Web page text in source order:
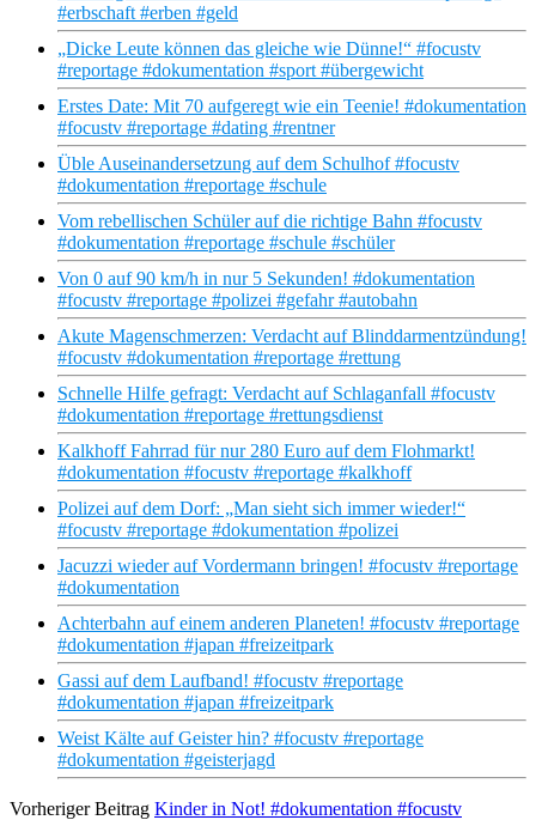
#erbschaft #erben #geld
„Dicke Leute können das gleiche wie Dünne!“ #focustv
#reportage #dokumentation #sport #übergewicht
Erstes Date: Mit 70 aufgeregt wie ein Teenie! #dokumentation
#focustv #reportage #dating #rentner
Üble Auseinandersetzung auf dem Schulhof #focustv
#dokumentation #reportage #schule
Vom rebellischen Schüler auf die richtige Bahn #focustv
#dokumentation #reportage #schule #schüler
Von 0 auf 90 km/h in nur 5 Sekunden! #dokumentation
#focustv #reportage #polizei #gefahr #autobahn
Akute Magenschmerzen: Verdacht auf Blinddarmentzündung!
#focustv #dokumentation #reportage #rettung
Schnelle Hilfe gefragt: Verdacht auf Schlaganfall #focustv
#dokumentation #reportage #rettungsdienst
Kalkhoff Fahrrad für nur 280 Euro auf dem Flohmarkt!
#dokumentation #focustv #reportage #kalkhoff
Polizei auf dem Dorf: „Man sieht sich immer wieder!“
#focustv #reportage #dokumentation #polizei
Jacuzzi wieder auf Vordermann bringen! #focustv #reportage
#dokumentation
Achterbahn auf einem anderen Planeten! #focustv #reportage
#dokumentation #japan #freizeitpark
Gassi auf dem Laufband! #focustv #reportage
#dokumentation #japan #freizeitpark
Weist Kälte auf Geister hin? #focustv #reportage
#dokumentation #geisterjagd
Vorheriger Beitrag Kinder in Not! #dokumentation #focustv